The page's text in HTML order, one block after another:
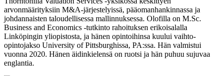
arvonmäärityksiin M&A‑järjestelyissä, pääomanhankinnassa ja
johdannaisten taloudellisessa mallinnuksessa. Olofilla on M.Sc.
Business and Economics -tutkinto rahoituksen erikoisalalla
Linköpingin yliopistosta, ja hänen opintoihinsa kuului vaihto-
opintojakso University of Pittsburghissa, PA:ssa. Hän valmistui
vuonna 2020. Hänen äidinkielensä on ruotsi ja hän puhuu sujuvaa
englantia.